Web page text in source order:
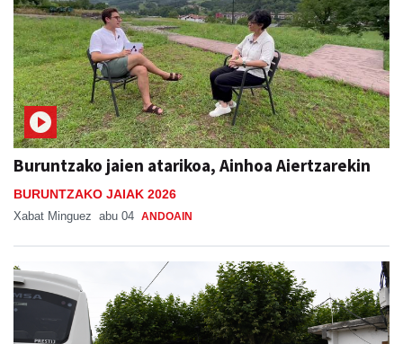
Buruntzako jaien atarikoa, Ainhoa Aiertzarekin
BURUNTZAKO JAIAK 2026
Xabat Minguez abu 04 ANDOAIN